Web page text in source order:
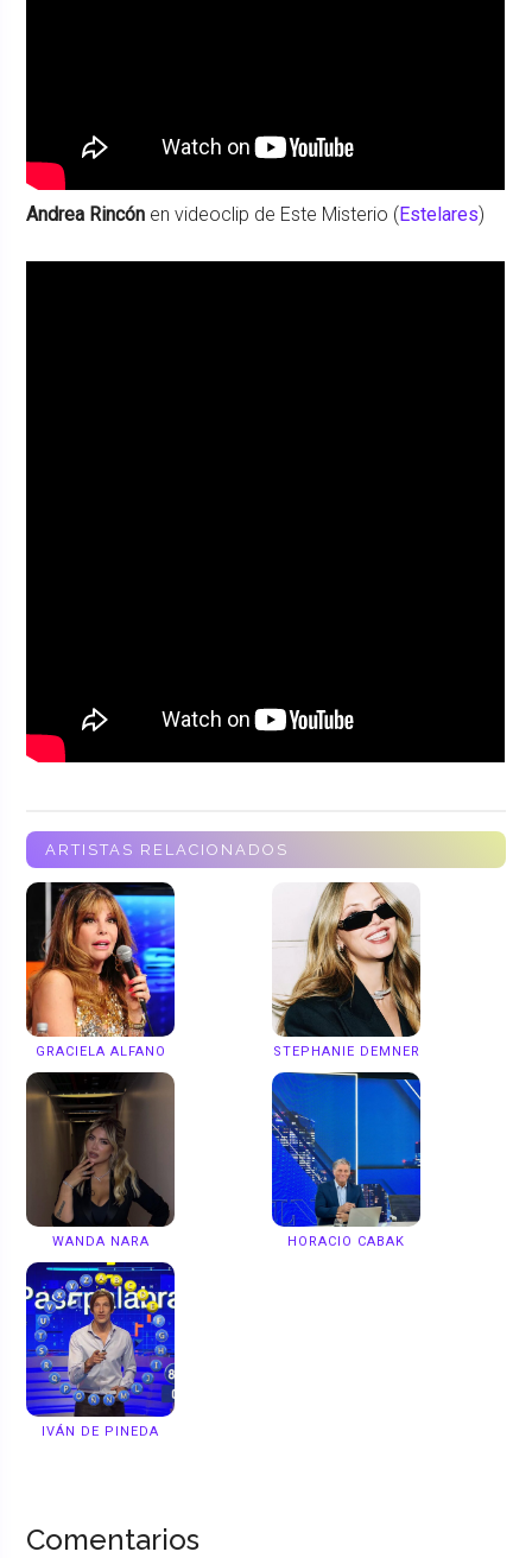
Andrea Rincón en videoclip de Este Misterio (Estelares)
ARTISTAS RELACIONADOS
GRACIELA ALFANO STEPHANIE DEMNER
WANDA NARA HORACIO CABAK
IVÁN DE PINEDA
Comentarios